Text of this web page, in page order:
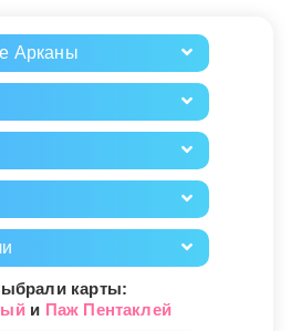
Арканы
карты:
и Паж Пентаклей